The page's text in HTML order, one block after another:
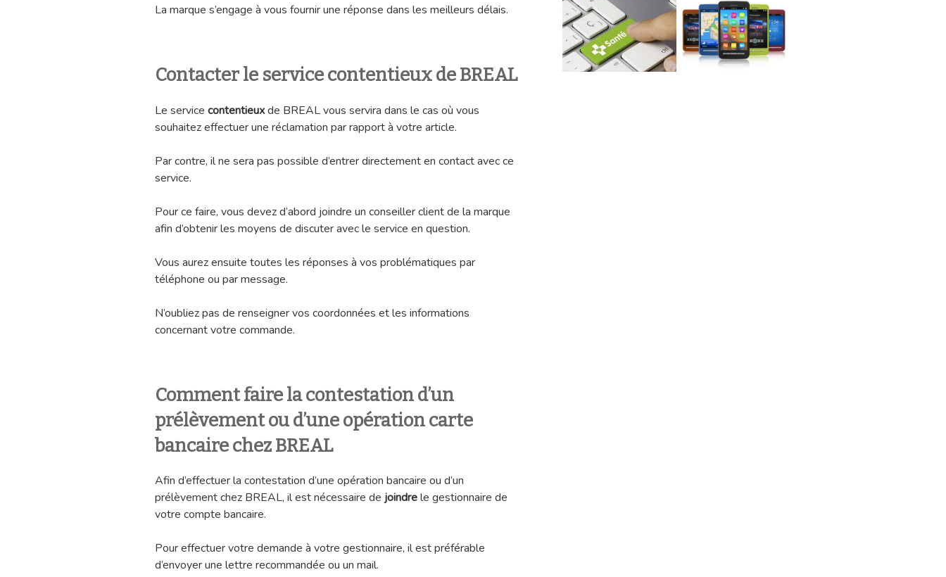
La marque s’engage à vous fournir une réponse dans les meilleurs délais.
Contacter le service contentieux de BREAL
Le service contentieuxde BREAL vous servira dans le cas où vous
souhaitez effectuer une réclamation par rapport à votre article.
Par contre, il ne sera pas possible d’entrer directement en contact avec ce
service.
Pour ce faire, vous devez d’abord joindre un conseiller client de la marque
afin d’obtenir les moyens de discuter avec le service en question.
Vous aurez ensuite toutes les réponses à vos problématiques par
téléphone ou par message.
N’oubliez pas de renseigner vos coordonnées et les informations
concernant votre commande.
Comment faire la contestation d’un
prélèvement ou d’une opération carte
bancaire chez BREAL
Afin d’effectuer la contestation d’une opération bancaire ou d’un
prélèvement chez BREAL, il est nécessaire de joindrele gestionnaire de
votre compte bancaire.
Pour effectuer votre demande à votre gestionnaire, il est préférable
d’envoyer une lettre recommandée ou un mail.